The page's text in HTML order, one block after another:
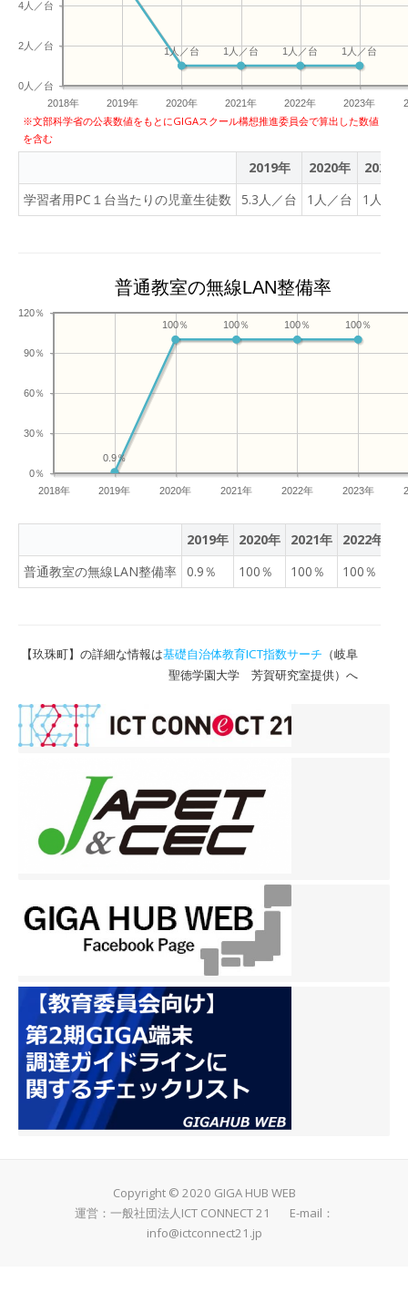
2018年 2019年 2020年 2021年 2022年 2023年
0人／台
2人／台
4人／台
1人／台
1人／台
1人／台
1人／台
※文部科学省の公表数値をもとにGIGAスクール構想推進委員会で算出した数値
を含む
2019年 2020年
2021年
学習者用PC１台当たりの児童生徒数
5.3人／台 1人／台 1人／台
普通教室の無線LAN整備率
2018年 2019年 2020年 2021年 2022年 2023年
0％
30％
60％
90％
120％
100％
100％
100％
100％
0.9％
2019年 2020年 2021年 2022年
普通教室の無線LAN整備率 0.9％ 100％ 100％ 100％
【玖珠町】の詳細な情報は基礎自治体教育ICT指数サーチ （岐阜
聖徳学園大学 芳賀研究室提供）へ
Copyright © 2020 GIGA HUB WEB
運営：一般社団法人ICT CONNECT 21 E-mail：
info@ictconnect21.jp